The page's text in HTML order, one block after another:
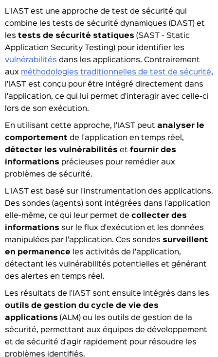
L'IAST est une approche de test de sécurité qui
combine les tests de sécurité dynamiques (DAST) et
les tests de sécurité statiques (SAST - Static
Application Security Testing) pour identifier les
vulnérabilités dans les applications. Contrairement
aux méthodologies traditionnelles de test de sécurité,
l'IAST est conçu pour être intégré directement dans
l'application, ce qui lui permet d'interagir avec celle-ci
lors de son exécution.
En utilisant cette approche, l'IAST peut analyser le
comportement de l'application en temps réel,
détecter les vulnérabilités et fournir des
informations précieuses pour remédier aux
problèmes de sécurité.
L'IAST est basé sur l'instrumentation des applications.
Des sondes (agents) sont intégrées dans l'application
elle-même, ce qui leur permet de collecter des
informations sur le flux d'exécution et les données
manipulées par l'application. Ces sondes surveillent
en permanence les activités de l'application,
détectant les vulnérabilités potentielles et générant
des alertes en temps réel.
Les résultats de l'IAST sont ensuite intégrés dans les
outils de gestion du cycle de vie des
applications (ALM) ou les outils de gestion de la
sécurité, permettant aux équipes de développement
et de sécurité d'agir rapidement pour résoudre les
problèmes identifiés.